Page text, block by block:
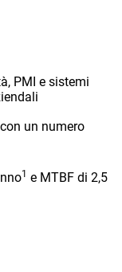
PMI e sistemi
un numero
1 e MTBF di 2,5